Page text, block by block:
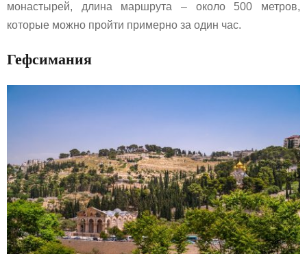
монастырей, длина маршрута – около 500 метров,
которые можно пройти примерно за один час.
Гефсимания